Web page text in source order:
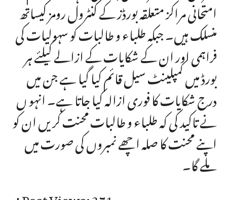
امتحانی مراکز متعلقہ بورڈز کے کنٹرول رومز کیساتھ
منسلک ہیں۔ جبکہ طلباء و طالبات کو سہولیات کی
فراہمی اور ان کے شکایات کے ازالے کیلئے ہر
بورڈ میں کمپلینٹ سیل قائم کیا گیا ہے جن میں
درج شکایات کا فوری ازالہ کیا جاتا ہے۔ انہو ں
نے تاکید کی کہ طلباء و طالبات محنت کریں ان کو
اپنے محنت کا صلہ اچھے نمبروں کی صورت میں
ملے گا۔